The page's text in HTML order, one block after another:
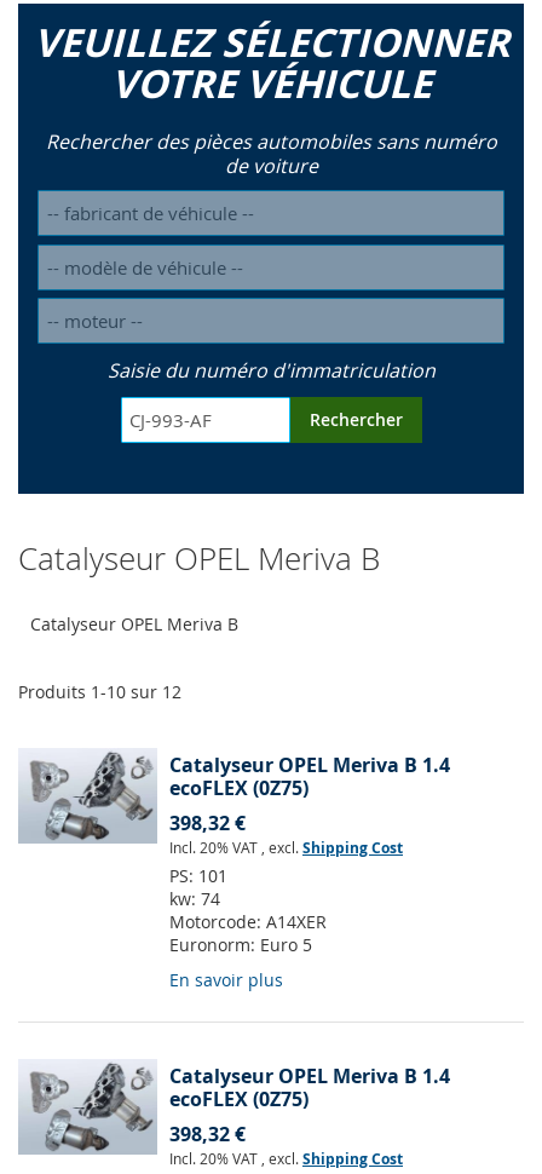
VEUILLEZ SÉLECTIONNER
VOTRE VÉHICULE
Rechercher des pièces automobiles sans numéro
de voiture
Saisie du numéro d'immatriculation
Rechercher
Catalyseur OPEL Meriva B
Catalyseur OPEL Meriva B
Produits 1-10 sur 12
Catalyseur OPEL Meriva B 1.4
ecoFLEX (0Z75)
398,32 €
Incl. 20% VAT , excl.Shipping Cost
PS: 101
kw: 74
Motorcode: A14XER
Euronorm: Euro 5
En savoir plus
Catalyseur OPEL Meriva B 1.4
ecoFLEX (0Z75)
398,32 €
Incl. 20% VAT , excl.Shipping Cost